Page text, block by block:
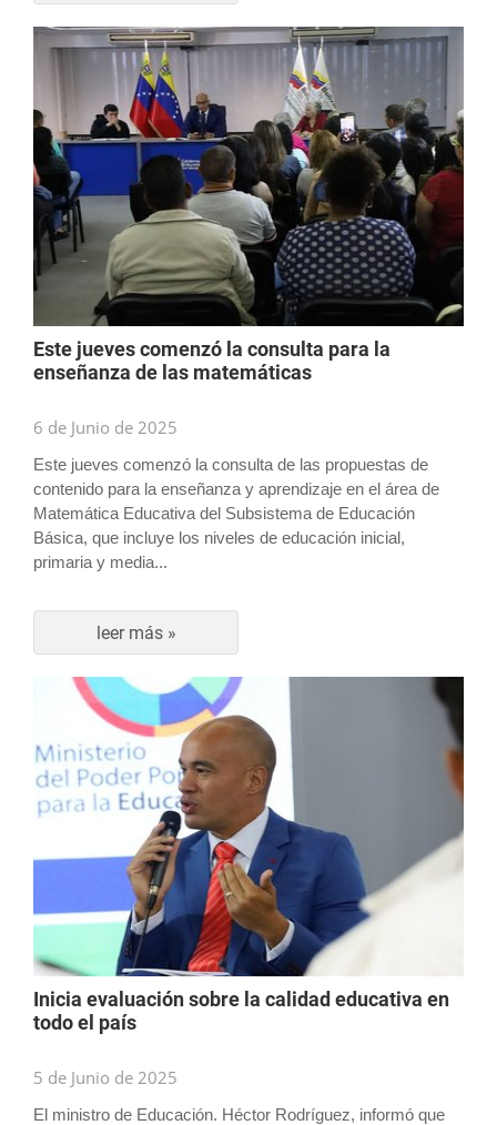
Este jueves comenzó la consulta para la
enseñanza de las matemáticas
6 de Junio de 2025
Este jueves comenzó la consulta de las propuestas de
contenido para la enseñanza y aprendizaje en el área de
Matemática Educativa del Subsistema de Educación
Básica, que incluye los niveles de educación inicial,
primaria y media...
leer más »
Inicia evaluación sobre la calidad educativa en
todo el país
5 de Junio de 2025
El ministro de Educación. Héctor Rodríguez, informó que